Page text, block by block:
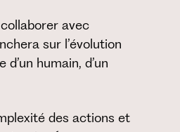
avec
sur l’évolution
humain, d’un
des actions et